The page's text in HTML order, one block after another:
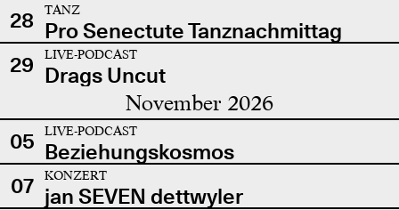
28
TANZ
Pro Senectute Tanznachmittag
29
LIVE-PODCAST
Drags Uncut
November 2026
05 LIVE-PODCAST
Beziehungskosmos
07
KONZERT
jan SEVEN dettwyler